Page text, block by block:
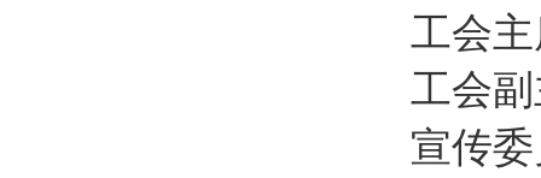
工会
工会
宣传